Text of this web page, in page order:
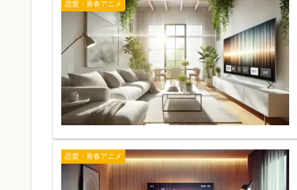
恋愛・青春アニメ
恋愛・青春アニメ